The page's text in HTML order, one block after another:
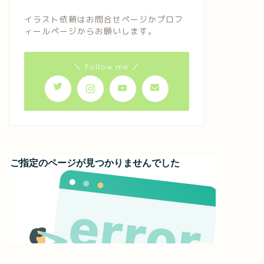
イラスト依頼はお問合せページかプロフ
ィールページからお願いします。
＼ Follow me ／